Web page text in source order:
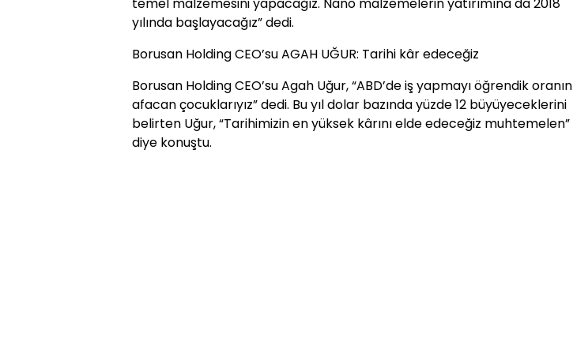
yılında başlayacağız” dedi.
Borusan Holding CEO’su AGAH UĞUR: Tarihi kâr edeceğiz
Borusan Holding CEO’su Agah Uğur, “ABD’de iş yapmayı öğrendik oranın
afacan çocuklarıyız” dedi. Bu yıl dolar bazında yüzde 12 büyüyeceklerini
belirten Uğur, “Tarihimizin en yüksek kârını elde edeceğiz muhtemelen”
diye konuştu.